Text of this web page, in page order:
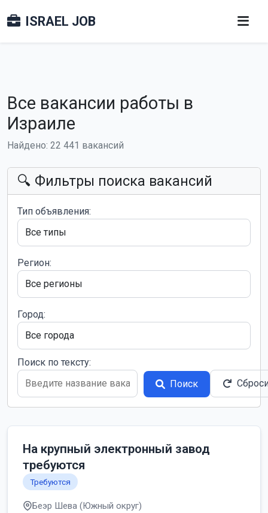
ISRAEL JOB
Все вакансии работы в
Израиле
Найдено: 22 441 вакансий
🔍 Фильтры поиска вакансий
Тип объявления:
Регион:
Город:
Поиск по тексту:
Поиск
На крупный электронный завод
требуются
Требуются
Беэр Шева (Южный округ)